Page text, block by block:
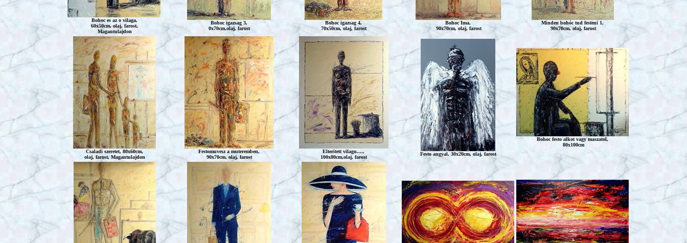
Bohoces az o vilaga,
60x50cm, olaj, farost,
Magantulajdon
Bohocigazsag 3,
0x70cm,olaj, farost
Bohoc igazsag 4,
70x50cm, olaj, farost
BohocIma,
90x70cm, olaj, farost
Minden bohóc tud festeni 1,
90x70cm, olaj, farost
Csaladi szeretet, 80x60cm,
olaj, farost, Magantulajdon
Festomuvesza muteremben,
90x70cm, olaj, farost
Elteritett vilagu....,
100x80cm,olaj, farost
Festoangyal, 30x20cm, olaj, farost
Bohoc festo alkot vagy maszatol,
80x100cm